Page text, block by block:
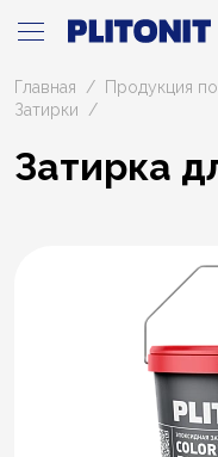
Главная
Продукция
Затирки
Затирка